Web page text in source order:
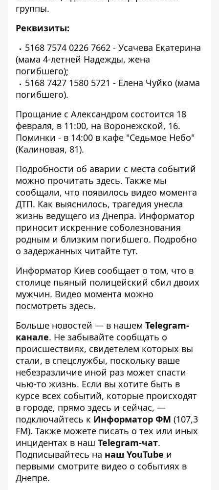
группы.
Реквизиты:
5168 7574 0226 7662 - Усачева Екатерина
(мама 4-летней Надежды, жена
погибшего);
5168 7427 1580 5721 - Елена Чуйко (мама
погибшего).
Прощание с Александром состоится 18
февраля, в 11:00, на Воронежской, 16.
Поминки - в 14:00 в кафе "Седьмое Небо"
(Калиновая, 81).
Подробности об аварии с места событий
можно прочитать здесь. Также мы
сообщали, что появилось видео момента
ДТП. Как выяснилось, трагедия унесла
жизнь ведущего из Днепра. Информатор
приносит искренние соболезнования
родным и близким погибшего. Подробно
о задержанных читайте тут.
Информатор Киев сообщает о том, что в
столице пьяный полицейский сбил двоих
мужчин. Видео момента можно
посмотреть здесь.
Больше новостей — в нашем Telegram-
канале. Не забывайте сообщать о
происшествиях, свидетелем которых вы
стали, в спецслужбы, поскольку ваше
небезразличие иной раз может спасти
чью-то жизнь. Если вы хотите быть в
курсе всех событий, которые происходят
в городе, прямо здесь и сейчас, —
подключайтесь к Информатор ФМ (107,3
FM). Также можете писать о тех или иных
инцидентах в наш Telegram-чат.
Подписывайтесь на наш YouTube и
первыми смотрите видео о событиях в
Днепре.